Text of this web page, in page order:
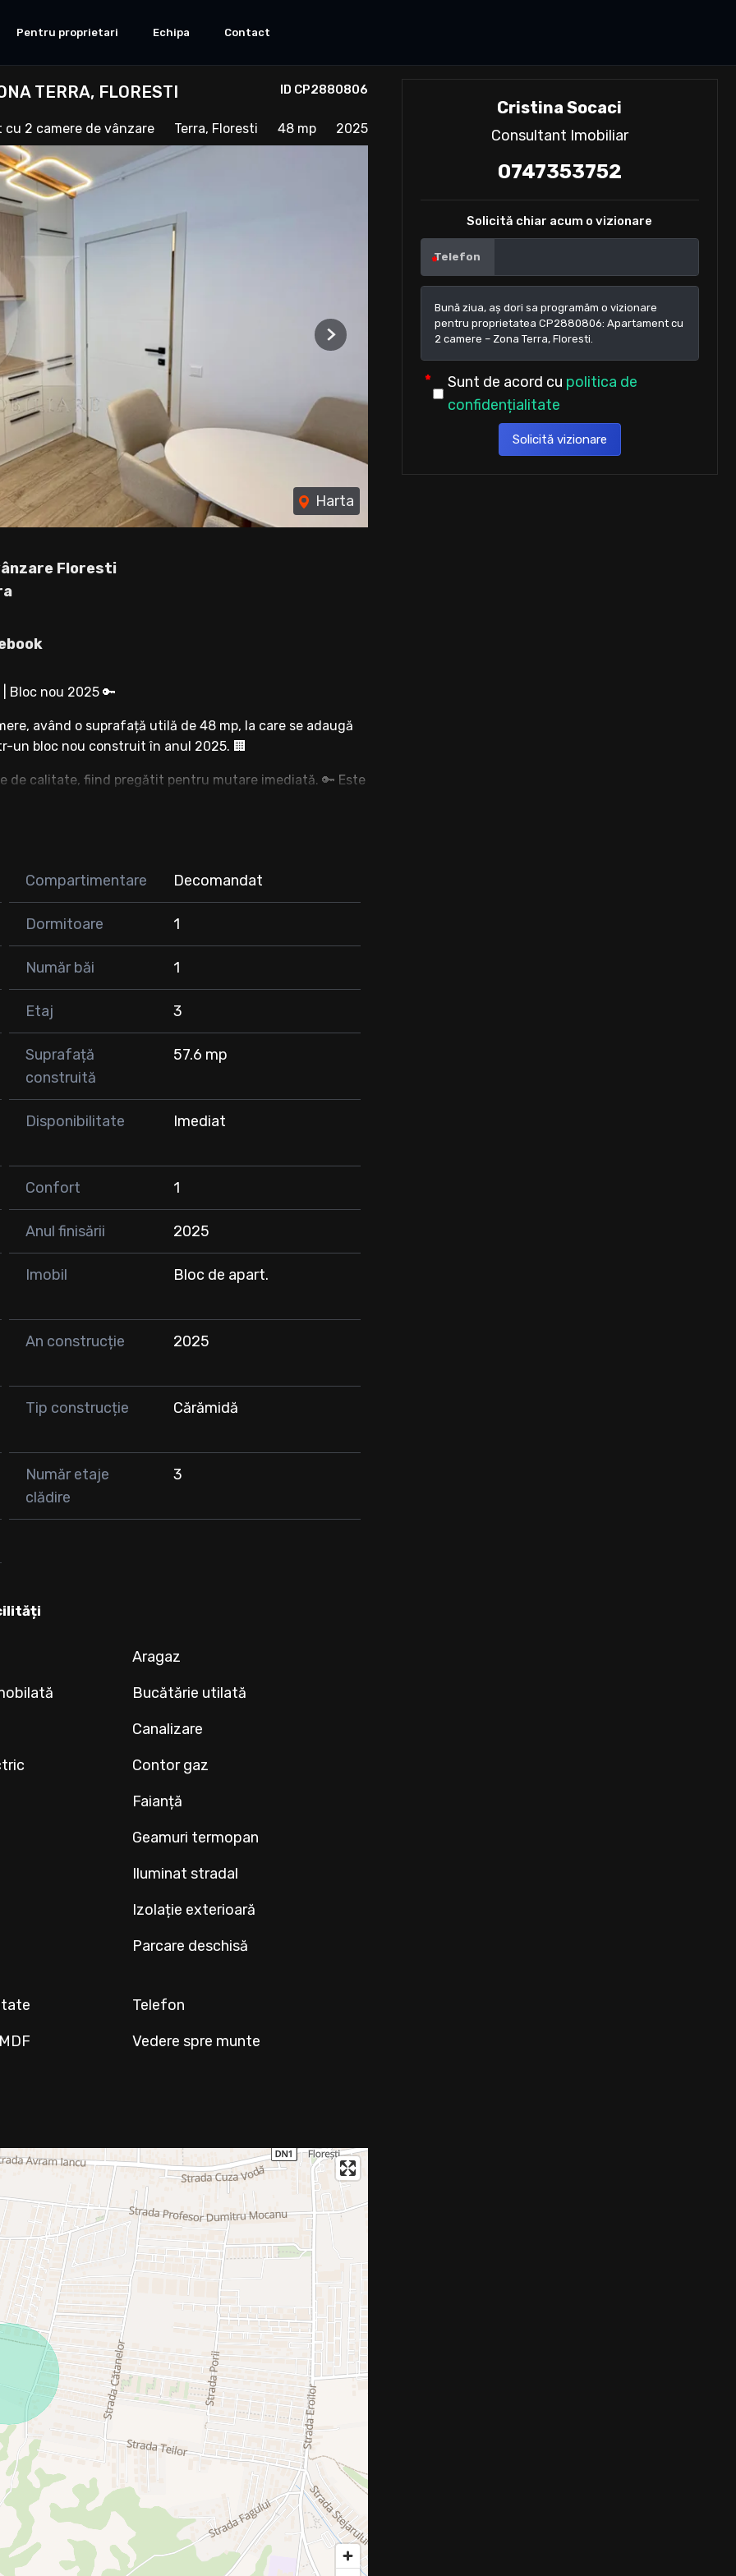
Pentru proprietari Echipa Contact
ID CP2880806
TERRA, FLORESTI
2 camere de vânzare Terra, Floresti 48 mp 2025
Harta
Next
Floresti
Bloc nou 2025 🔑
având o suprafață utilă de 48 mp, la care se adaugă
un bloc nou construit în anul 2025. 🏢
calitate, fiind pregătit pentru mutare imediată. 🔑 Este
achiziționează separat).
interes
nu ezitați să ne contactați! 🤝🏡
Compartimentare Decomandat
Dormitoare 1
Număr băi 1
Etaj 3
Suprafață
construită
57.6 mp
Disponibilitate Imediat
Confort 1
Anul finisării 2025
Imobil Bloc de apart.
An construcție 2025
Tip construcție Cărămidă
Număr etaje
clădire
3
Aragaz
Bucătărie utilată
Canalizare
Contor gaz
Faianță
Geamuri termopan
Iluminat stradal
Izolație exterioară
Parcare deschisă
Telefon
Vedere spre munte
Cristina Socaci
Consultant Imobiliar
0747353752
Solicită chiar acum o vizionare
Telefon
Sunt de acord cu politica de
confidențialitate
Solicită vizionare